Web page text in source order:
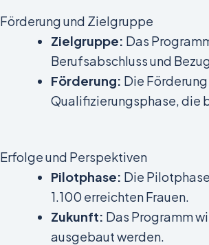
Förderung und Zielgruppe
Zielgruppe: Das
Berufsabschluss und
Förderung: Die
Qualifizierungsphase, die
Erfolge und Perspektiven
Pilotphase: Die
1.100 erreichten Frauen.
Zukunft: Das Programm
ausgebaut werden.